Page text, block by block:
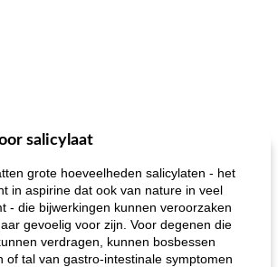
salicylaat
grote hoeveelheden salicylaten - het
in aspirine dat ook van nature in veel
- die bijwerkingen kunnen veroorzaken
gevoelig voor zijn. Voor degenen die
verdragen, kunnen bosbessen
of tal van gastro-intestinale symptomen